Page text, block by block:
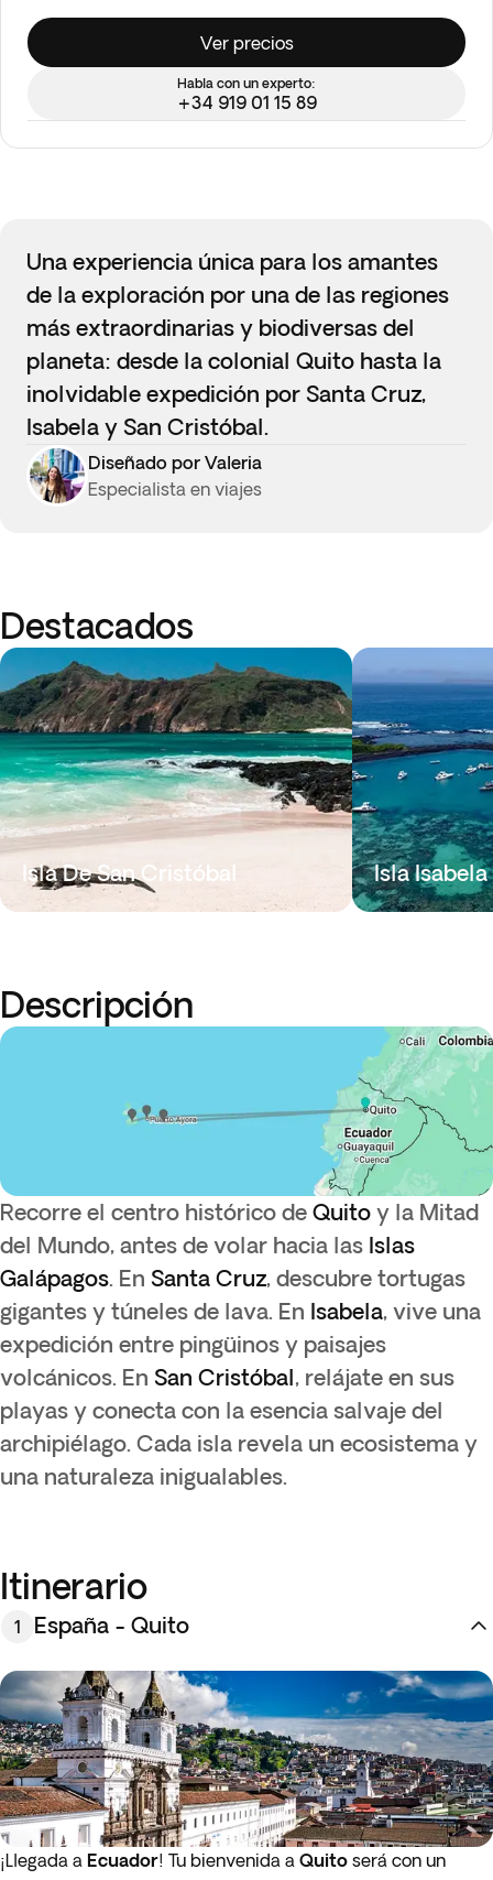
Ver precios
Habla con un experto:
+34 919 01 15 89
Una experiencia única para los amantes
de la exploración por una de las regiones
más extraordinarias y biodiversas del
planeta: desde la colonial Quito hasta la
inolvidable expedición por Santa Cruz,
Isabela y San Cristóbal.
Diseñado por Valeria
Especialista en viajes
Destacados
Isla De San Cristóbal Isla Isabela
Descripción
Recorre el centro histórico de Quito y la Mitad
del Mundo, antes de volar hacia las Islas
Galápagos. En Santa Cruz, descubre tortugas
gigantes y túneles de lava. En Isabela, vive una
expedición entre pingüinos y paisajes
volcánicos. En San Cristóbal, relájate en sus
playas y conecta con la esencia salvaje del
archipiélago. Cada isla revela un ecosistema y
una naturaleza inigualables.
Itinerario
1 España - Quito
¡Llegada a Ecuador! Tu bienvenida a Quito será con un